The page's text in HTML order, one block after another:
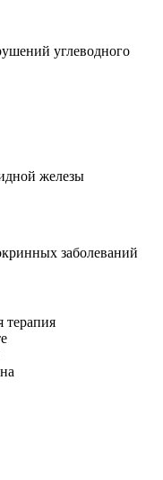
углеводного
железы
заболеваний
терапия